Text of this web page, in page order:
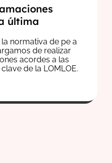
última
normativa de pe a
de realizar
acordes a las
de la LOMLOE.